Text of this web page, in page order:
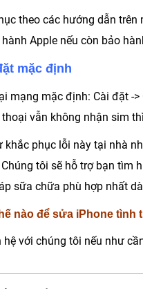
theo các hướng dẫn
Apple nếu còn bảo
mặc định
mạng mặc định: Cài đặt -
vẫn không nhận sim
khắc phục lỗi này tại nhà
tôi sẽ hỗ trợ bạn tìm
sữa chữa phù hợp nhất
nào để sửa iPhone tình
hệ với chúng tôi nếu như